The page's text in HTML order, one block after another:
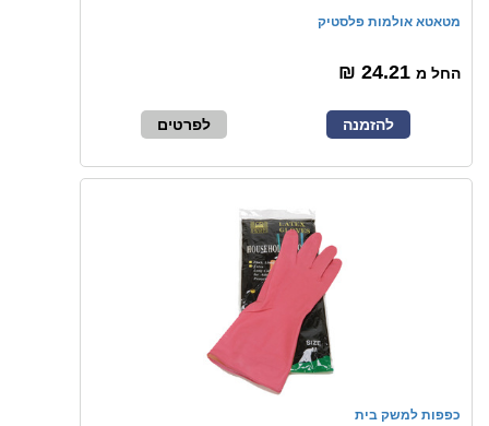
מטאטא אולמות פלסטיק
החל מ
להזמנה לפרטים
כפפות למשק בית